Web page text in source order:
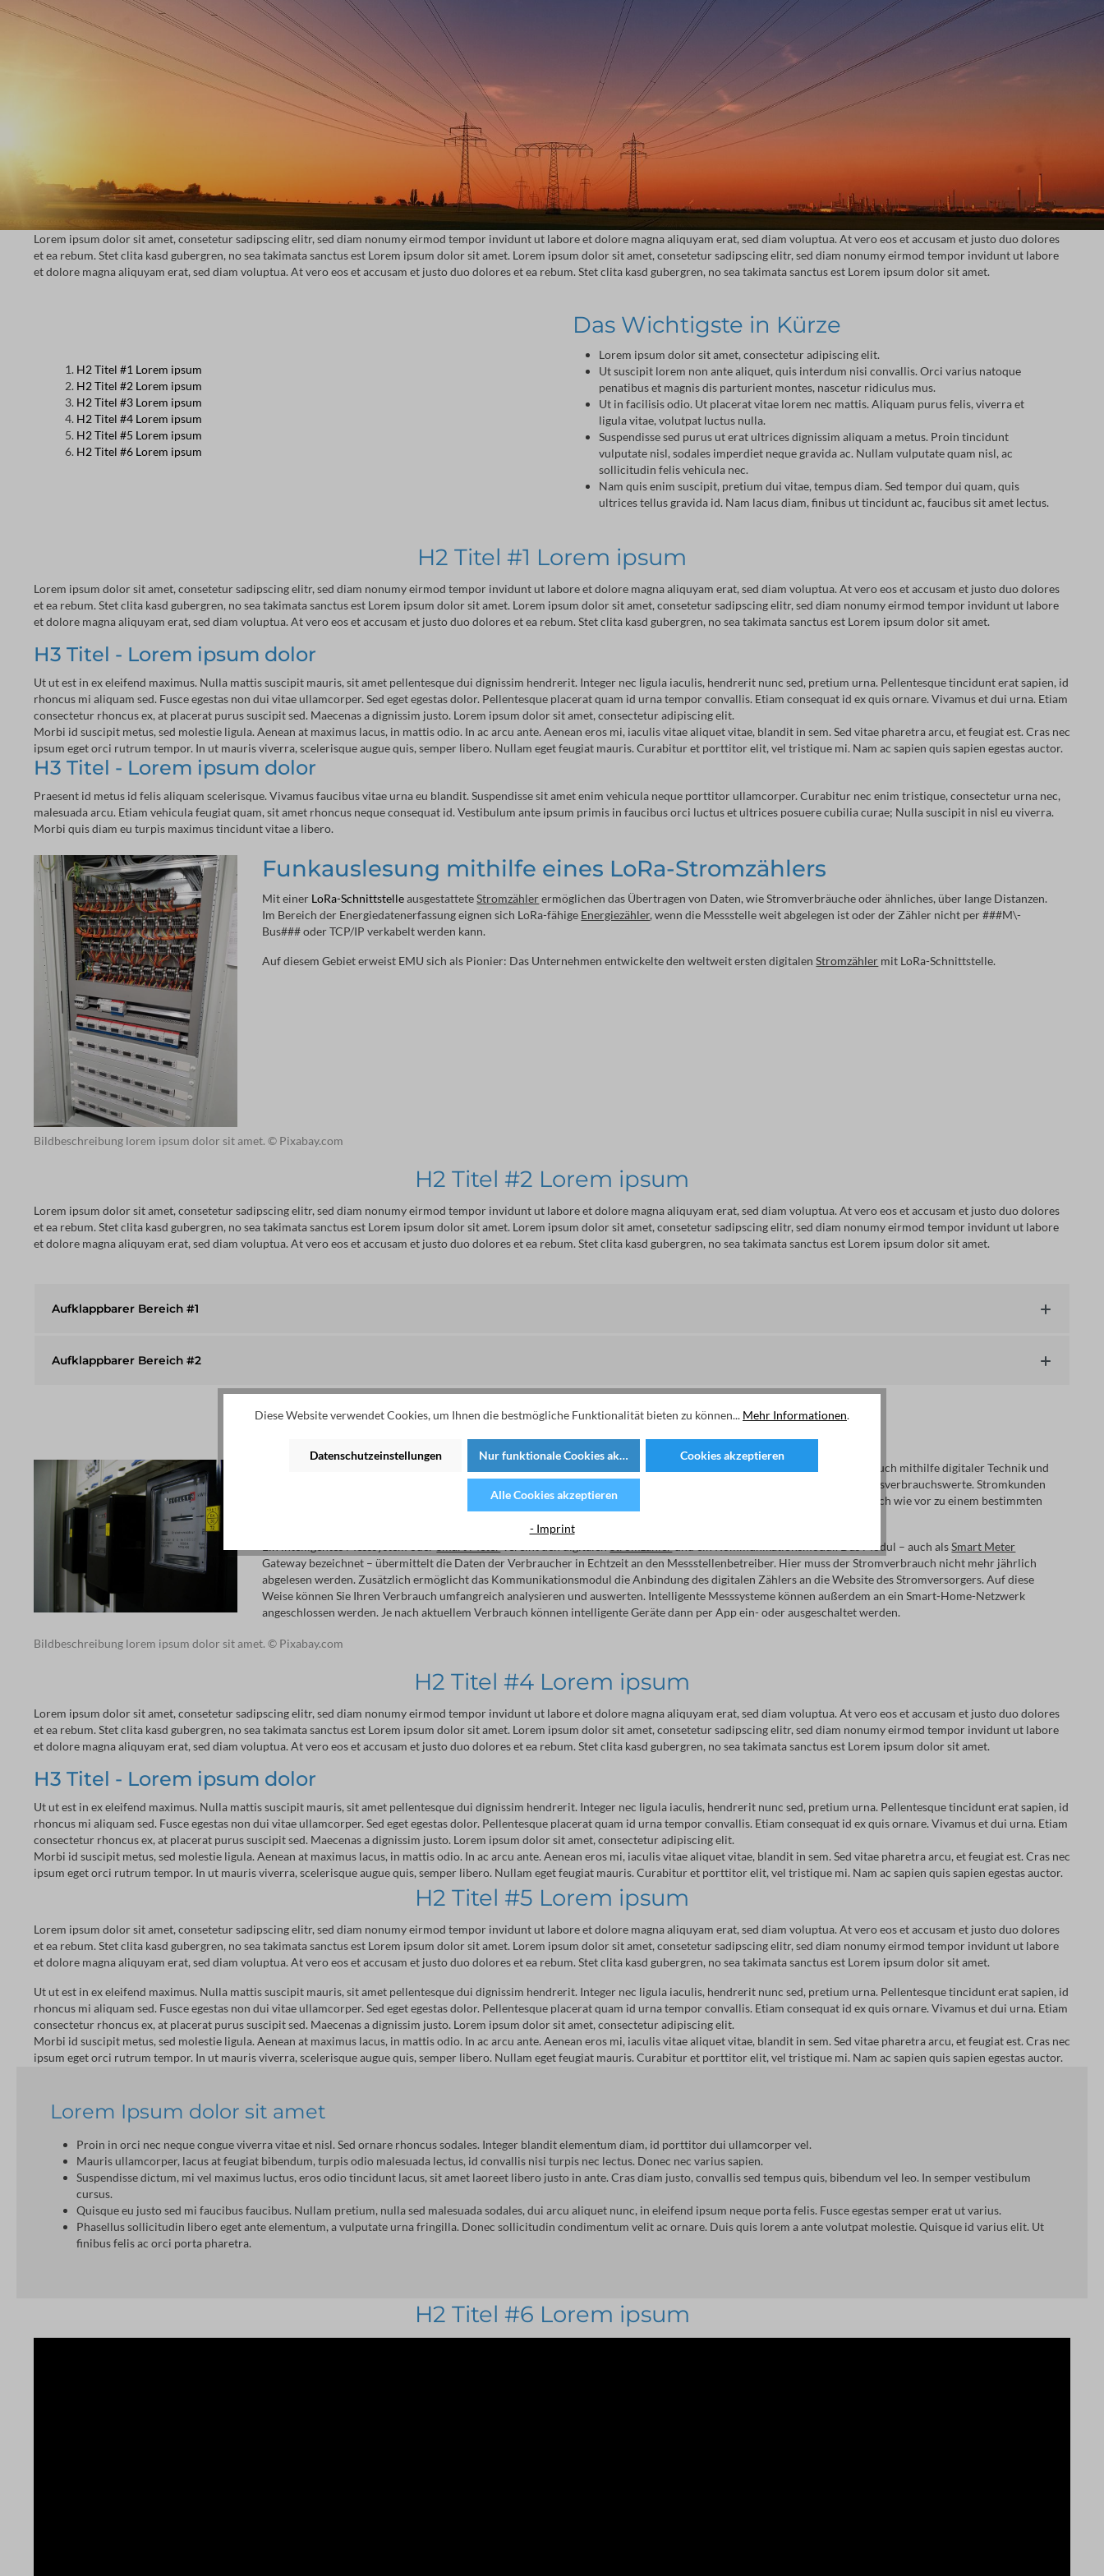
Lorem ipsum dolor sit amet, consetetur sadipscing elitr, sed diam nonumy eirmod tempor invidunt ut labore et dolore magna aliquyam erat, sed diam voluptua. At vero eos et accusam et justo duo dolores
et ea rebum. Stet clita kasd gubergren, no sea takimata sanctus est Lorem ipsum dolor sit amet. Lorem ipsum dolor sit amet, consetetur sadipscing elitr, sed diam nonumy eirmod tempor invidunt ut labore
et dolore magna aliquyam erat, sed diam voluptua. At vero eos et accusam et justo duo dolores et ea rebum. Stet clita kasd gubergren, no sea takimata sanctus est Lorem ipsum dolor sit amet.
H2 Titel #1 Lorem ipsum
H2 Titel #2 Lorem ipsum
H2 Titel #3 Lorem ipsum
H2 Titel #4 Lorem ipsum
H2 Titel #5 Lorem ipsum
H2 Titel #6 Lorem ipsum
Das Wichtigste in Kürze
Lorem ipsum dolor sit amet, consectetur adipiscing elit.
Ut suscipit lorem non ante aliquet, quis interdum nisi convallis. Orci varius natoque
penatibus et magnis dis parturient montes, nascetur ridiculus mus.
Ut in facilisis odio. Ut placerat vitae lorem nec mattis. Aliquam purus felis, viverra et
ligula vitae, volutpat luctus nulla.
Suspendisse sed purus ut erat ultrices dignissim aliquam a metus. Proin tincidunt
vulputate nisl, sodales imperdiet neque gravida ac. Nullam vulputate quam nisl, ac
sollicitudin felis vehicula nec.
Nam quis enim suscipit, pretium dui vitae, tempus diam. Sed tempor dui quam, quis
ultrices tellus gravida id. Nam lacus diam, finibus ut tincidunt ac, faucibus sit amet lectus.
H2 Titel #1 Lorem ipsum
Lorem ipsum dolor sit amet, consetetur sadipscing elitr, sed diam nonumy eirmod tempor invidunt ut labore et dolore magna aliquyam erat, sed diam voluptua. At vero eos et accusam et justo duo dolores
et ea rebum. Stet clita kasd gubergren, no sea takimata sanctus est Lorem ipsum dolor sit amet. Lorem ipsum dolor sit amet, consetetur sadipscing elitr, sed diam nonumy eirmod tempor invidunt ut labore
et dolore magna aliquyam erat, sed diam voluptua. At vero eos et accusam et justo duo dolores et ea rebum. Stet clita kasd gubergren, no sea takimata sanctus est Lorem ipsum dolor sit amet.
H3 Titel - Lorem ipsum dolor
Ut ut est in ex eleifend maximus. Nulla mattis suscipit mauris, sit amet pellentesque dui dignissim hendrerit. Integer nec ligula iaculis, hendrerit nunc sed, pretium urna. Pellentesque tincidunt erat sapien, id
rhoncus mi aliquam sed. Fusce egestas non dui vitae ullamcorper. Sed eget egestas dolor. Pellentesque placerat quam id urna tempor convallis. Etiam consequat id ex quis ornare. Vivamus et dui urna. Etiam
consectetur rhoncus ex, at placerat purus suscipit sed. Maecenas a dignissim justo. Lorem ipsum dolor sit amet, consectetur adipiscing elit.
Morbi id suscipit metus, sed molestie ligula. Aenean at maximus lacus, in mattis odio. In ac arcu ante. Aenean eros mi, iaculis vitae aliquet vitae, blandit in sem. Sed vitae pharetra arcu, et feugiat est. Cras nec
ipsum eget orci rutrum tempor. In ut mauris viverra, scelerisque augue quis, semper libero. Nullam eget feugiat mauris. Curabitur et porttitor elit, vel tristique mi. Nam ac sapien quis sapien egestas auctor.
H3 Titel - Lorem ipsum dolor
Praesent id metus id felis aliquam scelerisque. Vivamus faucibus vitae urna eu blandit. Suspendisse sit amet enim vehicula neque porttitor ullamcorper. Curabitur nec enim tristique, consectetur urna nec,
malesuada arcu. Etiam vehicula feugiat quam, sit amet rhoncus neque consequat id. Vestibulum ante ipsum primis in faucibus orci luctus et ultrices posuere cubilia curae; Nulla suscipit in nisl eu viverra.
Morbi quis diam eu turpis maximus tincidunt vitae a libero.
Funkauslesung mithilfe eines LoRa-Stromzählers
Mit einer LoRa-SchnittstelleausgestatteteStromzählerermöglichen das Übertragen von Daten, wie Stromverbräuche oder ähnliches, über lange Distanzen.
Im Bereich der Energiedatenerfassung eignen sich LoRa-fähige Energiezähler, wenn die Messstelle weit abgelegen ist oder der Zähler nicht per ###M\-
Bus### oder TCP/IP verkabelt werden kann.
Auf diesem Gebiet erweist EMU sich als Pionier: Das Unternehmen entwickelte den weltweit ersten digitalenStromzähler mit LoRa-Schnittstelle.
Bildbeschreibung lorem ipsum dolor sit amet. © Pixabay.com
H2 Titel #2 Lorem ipsum
Lorem ipsum dolor sit amet, consetetur sadipscing elitr, sed diam nonumy eirmod tempor invidunt ut labore et dolore magna aliquyam erat, sed diam voluptua. At vero eos et accusam et justo duo dolores
et ea rebum. Stet clita kasd gubergren, no sea takimata sanctus est Lorem ipsum dolor sit amet. Lorem ipsum dolor sit amet, consetetur sadipscing elitr, sed diam nonumy eirmod tempor invidunt ut labore
et dolore magna aliquyam erat, sed diam voluptua. At vero eos et accusam et justo duo dolores et ea rebum. Stet clita kasd gubergren, no sea takimata sanctus est Lorem ipsum dolor sit amet.
Aufklappbarer Bereich #1
Aufklappbarer Bereich #2
H2 Titel #3 Lorem ipsum
ermittelt den Verbrauch mithilfe digitaler Technik und
stellt diesen auf einer Anzeige in Ziffern dar. Anders als analoge bzw. Ferraris-Geräte speichern moderne Zähler auch Tagesverbrauchswerte. Stromkunden
bekommen so einen besseren Überblick über ihre Tages-, Wochen- oder Monatsverbräuche. Der Jahresverbrauch muss nach wie vor zu einem bestimmten
und ein Kommunikationsmodul. Das Modul – auch alsSmart Meter
Gateway bezeichnet – übermittelt die Daten der Verbraucher in Echtzeit an den Messstellenbetreiber. Hier muss der Stromverbrauch nicht mehr jährlich
abgelesen werden. Zusätzlich ermöglicht das Kommunikationsmodul die Anbindung des digitalen Zählers an die Website des Stromversorgers. Auf diese
Weise können Sie Ihren Verbrauch umfangreich analysieren und auswerten. Intelligente Messsysteme können außerdem an ein Smart-Home-Netzwerk
angeschlossen werden. Je nach aktuellem Verbrauch können intelligente Geräte dann per App ein- oder ausgeschaltet werden.
Bildbeschreibung lorem ipsum dolor sit amet. © Pixabay.com
H2 Titel #4 Lorem ipsum
Lorem ipsum dolor sit amet, consetetur sadipscing elitr, sed diam nonumy eirmod tempor invidunt ut labore et dolore magna aliquyam erat, sed diam voluptua. At vero eos et accusam et justo duo dolores
et ea rebum. Stet clita kasd gubergren, no sea takimata sanctus est Lorem ipsum dolor sit amet. Lorem ipsum dolor sit amet, consetetur sadipscing elitr, sed diam nonumy eirmod tempor invidunt ut labore
et dolore magna aliquyam erat, sed diam voluptua. At vero eos et accusam et justo duo dolores et ea rebum. Stet clita kasd gubergren, no sea takimata sanctus est Lorem ipsum dolor sit amet.
H3 Titel - Lorem ipsum dolor
Ut ut est in ex eleifend maximus. Nulla mattis suscipit mauris, sit amet pellentesque dui dignissim hendrerit. Integer nec ligula iaculis, hendrerit nunc sed, pretium urna. Pellentesque tincidunt erat sapien, id
rhoncus mi aliquam sed. Fusce egestas non dui vitae ullamcorper. Sed eget egestas dolor. Pellentesque placerat quam id urna tempor convallis. Etiam consequat id ex quis ornare. Vivamus et dui urna. Etiam
consectetur rhoncus ex, at placerat purus suscipit sed. Maecenas a dignissim justo. Lorem ipsum dolor sit amet, consectetur adipiscing elit.
Morbi id suscipit metus, sed molestie ligula. Aenean at maximus lacus, in mattis odio. In ac arcu ante. Aenean eros mi, iaculis vitae aliquet vitae, blandit in sem. Sed vitae pharetra arcu, et feugiat est. Cras nec
ipsum eget orci rutrum tempor. In ut mauris viverra, scelerisque augue quis, semper libero. Nullam eget feugiat mauris. Curabitur et porttitor elit, vel tristique mi. Nam ac sapien quis sapien egestas auctor.
H2 Titel #5 Lorem ipsum
Lorem ipsum dolor sit amet, consetetur sadipscing elitr, sed diam nonumy eirmod tempor invidunt ut labore et dolore magna aliquyam erat, sed diam voluptua. At vero eos et accusam et justo duo dolores
et ea rebum. Stet clita kasd gubergren, no sea takimata sanctus est Lorem ipsum dolor sit amet. Lorem ipsum dolor sit amet, consetetur sadipscing elitr, sed diam nonumy eirmod tempor invidunt ut labore
et dolore magna aliquyam erat, sed diam voluptua. At vero eos et accusam et justo duo dolores et ea rebum. Stet clita kasd gubergren, no sea takimata sanctus est Lorem ipsum dolor sit amet.
Ut ut est in ex eleifend maximus. Nulla mattis suscipit mauris, sit amet pellentesque dui dignissim hendrerit. Integer nec ligula iaculis, hendrerit nunc sed, pretium urna. Pellentesque tincidunt erat sapien, id
rhoncus mi aliquam sed. Fusce egestas non dui vitae ullamcorper. Sed eget egestas dolor. Pellentesque placerat quam id urna tempor convallis. Etiam consequat id ex quis ornare. Vivamus et dui urna. Etiam
consectetur rhoncus ex, at placerat purus suscipit sed. Maecenas a dignissim justo. Lorem ipsum dolor sit amet, consectetur adipiscing elit.
Morbi id suscipit metus, sed molestie ligula. Aenean at maximus lacus, in mattis odio. In ac arcu ante. Aenean eros mi, iaculis vitae aliquet vitae, blandit in sem. Sed vitae pharetra arcu, et feugiat est. Cras nec
ipsum eget orci rutrum tempor. In ut mauris viverra, scelerisque augue quis, semper libero. Nullam eget feugiat mauris. Curabitur et porttitor elit, vel tristique mi. Nam ac sapien quis sapien egestas auctor.
Lorem Ipsum dolor sit amet
Proin in orci nec neque congue viverra vitae et nisl. Sed ornare rhoncus sodales. Integer blandit elementum diam, id porttitor dui ullamcorper vel.
Mauris ullamcorper, lacus at feugiat bibendum, turpis odio malesuada lectus, id convallis nisi turpis nec lectus. Donec nec varius sapien.
Suspendisse dictum, mi vel maximus luctus, eros odio tincidunt lacus, sit amet laoreet libero justo in ante. Cras diam justo, convallis sed tempus quis, bibendum vel leo. In semper vestibulum
cursus.
Quisque eu justo sed mi faucibus faucibus. Nullam pretium, nulla sed malesuada sodales, dui arcu aliquet nunc, in eleifend ipsum neque porta felis. Fusce egestas semper erat ut varius.
Phasellus sollicitudin libero eget ante elementum, a vulputate urna fringilla. Donec sollicitudin condimentum velit ac ornare. Duis quis lorem a ante volutpat molestie. Quisque id varius elit. Ut
finibus felis ac orci porta pharetra.
H2 Titel #6 Lorem ipsum
Diese Website verwendet Cookies, um Ihnen die bestmögliche Funktionalität bieten zu können... Mehr Informationen.
Datenschutzeinstellungen Nur funktionale Cookies akzeptieren Cookies akzeptieren
Alle Cookies akzeptieren
- Imprint